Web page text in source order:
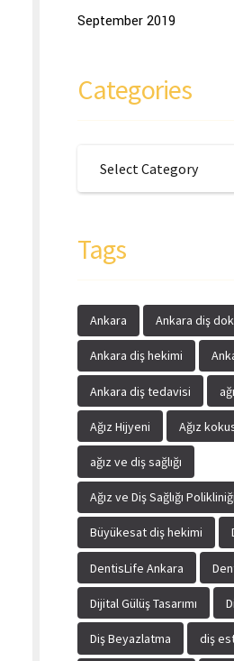
September 2019
Categories
Select Category
Tags
Ankara Ankara diş
Ankara diş hekimi
Ankara diş tedavisi
Ağız Hijyeni Ağız
ağız ve diş sağlığı
Ağız ve Diş Sağlığı Polikliniği
Büyükesat diş hekimi
DentisLife Ankara
Dijital Gülüş Tasarımı
Diş Beyazlatma diş